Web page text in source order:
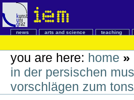
news arts and science teaching
you are here: home »
in der persischen
vorschlägen zum